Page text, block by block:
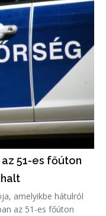
51-es főúton
amelyikbe hátulról
az 51-es főúton